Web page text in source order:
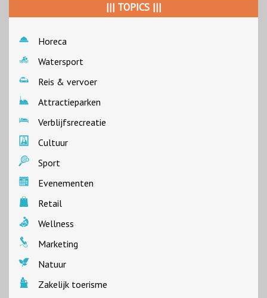
||| TOPICS |||
Horeca
Watersport
Reis & vervoer
Attractieparken
Verblijfsrecreatie
Cultuur
Sport
Evenementen
Retail
Wellness
Marketing
Natuur
Zakelijk toerisme